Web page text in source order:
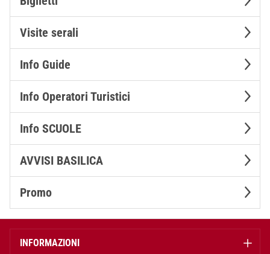
Visite serali
Info Guide
Info Operatori Turistici
Info SCUOLE
AVVISI BASILICA
Promo
INFORMAZIONI